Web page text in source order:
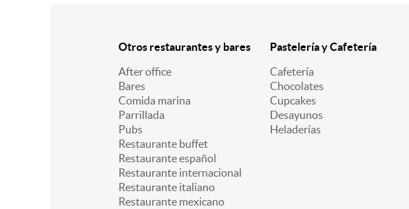
Otros restaurantes y bares
After office
Bares
Comida marina
Parrillada
Pubs
Restaurante buffet
Restaurante español
Restaurante internacional
Restaurante italiano
Restaurante mexicano
Pastelería y Cafetería
Cafetería
Chocolates
Cupcakes
Desayunos
Heladerías